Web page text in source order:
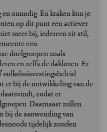
onnodig. En kraken kun je
op dit punt een actiever
meer bij, iedereen zit stil,
een
doelgroepen zoals
en zelfs de daklozen. Er
volkshuisvestingsbeleid
er bij de ontwikkeling van de
zodat er
Daarnaast zullen
bij de aanwending van
tijdelijk zouden